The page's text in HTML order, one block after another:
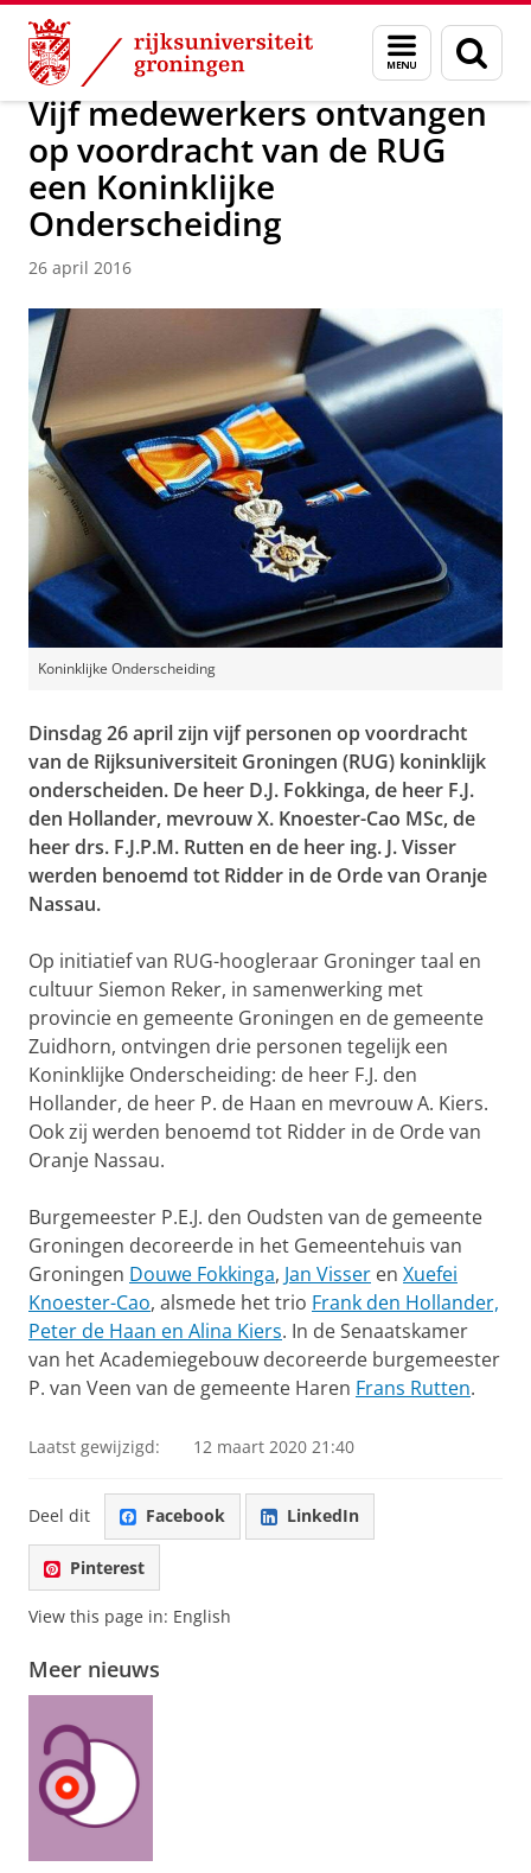
Skip
Content
Skip
Navigation
Menu
en
zoeken
Over ons Actueel Nieuws Nieuwsberichten
Vijf medewerkers ontvangen
op voordracht van de RUG
een Koninklijke
Onderscheiding
26 april 2016
Koninklijke Onderscheiding
Dinsdag 26 april zijn vijf personen op voordracht
van de Rijksuniversiteit Groningen (RUG) koninklijk
onderscheiden. De heer D.J. Fokkinga, de heer F.J.
den Hollander, mevrouw X. Knoester-Cao MSc, de
heer drs. F.J.P.M. Rutten en de heer ing. J. Visser
werden benoemd tot Ridder in de Orde van Oranje
Nassau.
Op initiatief van RUG-hoogleraar Groninger taal en
cultuur Siemon Reker, in samenwerking met
provincie en gemeente Groningen en de gemeente
Zuidhorn, ontvingen drie personen tegelijk een
Koninklijke Onderscheiding: de heer F.J. den
Hollander, de heer P. de Haan en mevrouw A. Kiers.
Ook zij werden benoemd tot Ridder in de Orde van
Oranje Nassau.
Burgemeester P.E.J. den Oudsten van de gemeente
Groningen decoreerde in het Gemeentehuis van
Groningen Douwe Fokkinga, Jan Visser en Xuefei
Knoester-Cao, alsmede het trio Frank den Hollander,
Peter de Haan en Alina Kiers. In de Senaatskamer
van het Academiegebouw decoreerde burgemeester
P. van Veen van de gemeente Haren Frans Rutten.
Laatst gewijzigd: 12 maart 2020 21:40
Deel dit Facebook LinkedIn
Pinterest
View this page in: English
Meer nieuws